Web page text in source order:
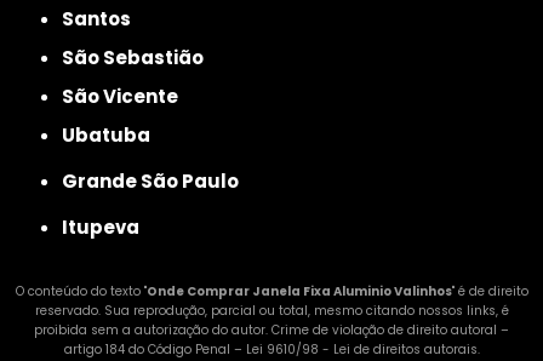
Santos
São Sebastião
São Vicente
Ubatuba
Grande São Paulo
Itupeva
O conteúdo do texto "Onde Comprar Janela Fixa Aluminio Valinhos" é de direito
reservado. Sua reprodução, parcial ou total, mesmo citando nossos links, é
proibida sem a autorização do autor. Crime de violação de direito autoral –
artigo 184 do Código Penal – Lei 9610/98 - Lei de direitos autorais.